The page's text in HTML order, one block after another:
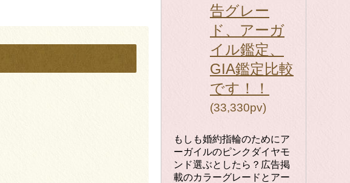
告グレー
ド、アーガ
イル鑑定、
GIA鑑定比較
です！！
(33,330pv)
もしも婚約指輪のためにア
ーガイルのピンクダイヤモ
ンド選ぶとしたら？広告掲
載のカラーグレードとアー